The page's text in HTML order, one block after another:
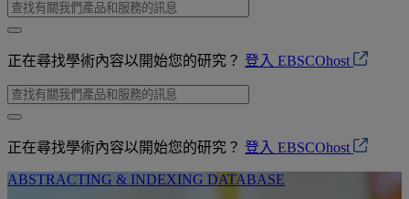
正在尋找學術內容以開始您的研究？ 登入 EBSCOhost
正在尋找學術內容以開始您的研究？ 登入 EBSCOhost
ABSTRACTING & INDEXING DATABASE